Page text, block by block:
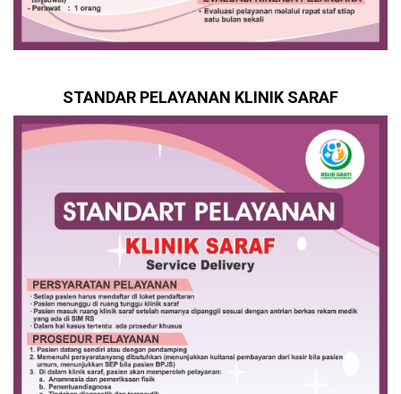
STANDAR PELAYANAN KLINIK SARAF